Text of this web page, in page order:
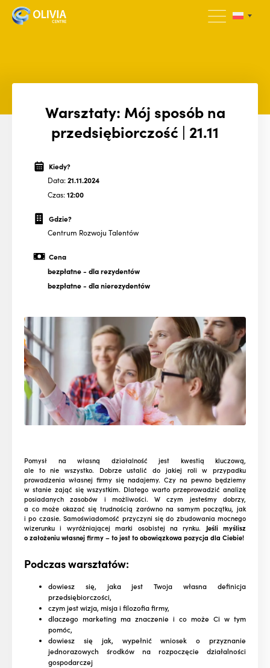
Warsztaty: Mój sposób na
przedsiębiorczość | 21.11
Kiedy?
Data:21.11.2024
Czas:12:00
Gdzie?
Centrum Rozwoju Talentów
Cena
bezpłatne- dla rezydentów
bezpłatne- dla nierezydentów
Pomysł na własną działalność jest kwestią kluczową,
ale to nie wszystko. Dobrze ustalić do jakiej roli w przypadku
prowadzenia własnej firmy się nadajemy. Czy na pewno będziemy
w stanie zająć się wszystkim. Dlatego warto przeprowadzić analizę
posiadanych zasobów i możliwości. W czym jesteśmy dobrzy,
a co może okazać się trudnością zarówno na samym początku, jak
i po czasie. Samoświadomość przyczyni się do zbudowania mocnego
wizerunku i wyróżniającej marki osobistej na rynku. Jeśli myślisz
o założeniu własnej firmy – to jest to obowiązkowa pozycja dla Ciebie!
Podczas warsztatów:
dowiesz się, jaka jest Twoja własna definicja
przedsiębiorczości,
czym jest wizja, misja i filozofia firmy,
dlaczego marketing ma znaczenie i co może Ci w tym
pomóc,
dowiesz się jak, wypełnić wniosek o przyznanie
jednorazowych środków na rozpoczęcie działalności
gospodarczej